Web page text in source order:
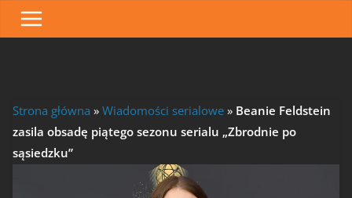
Strona główna » Wiadomości serialowe » Beanie Feldstein
zasila obsadę piątego sezonu serialu „Zbrodnie po
sąsiedzku”